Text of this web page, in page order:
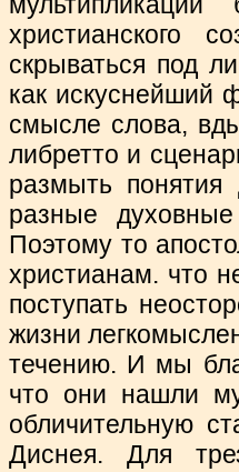
христианского
скрываться под
как искуснейший
смысле слова,
либретто и
размыть
разные
Поэтому то
христианам. что
поступать
жизни
течению. И мы
что они нашли
обличительную
Диснея. Для